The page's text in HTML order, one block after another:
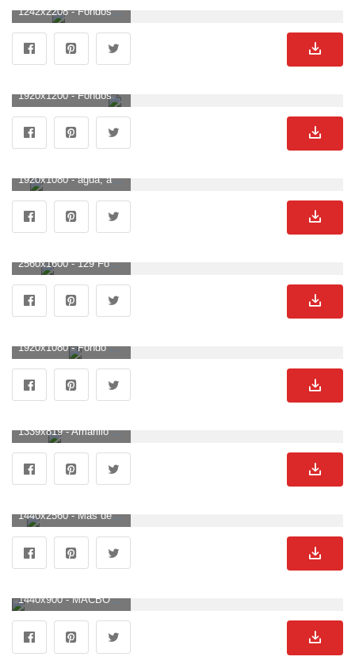
1242x2208 - Fondos de pantalla de la semana: geometría simple. Wallpaper para celular sencillos.
1920x1200 - Fondos de pantalla simples. Fondo de pantalla sencillos.
1920x1080 - agua, abstracto, guerra, minimalista, aviones, sólidos, globos. Imágen HD 1080p sencillos.
2560x1600 - 129 Fondos de pantalla HD simples | Imágenes de fondo. Fondo para computadora sencillos.
1920x1080 - Fondo de pantalla simple: fondos de pantalla. Imágen HD 1080p sencillos.
1339x819 - Amarillo Simple Wallpaper Desktop | Look Wallpapers. Wallpaper sencillos.
1440x2560 - Más de 50 fondos de pantalla móviles minimalistas - Descarga. Fondo para móvil sencillos.
1440x900 - MACBOOK PRO ❤ Fondo de escritorio 4K HD para TV 4K Ultra HD • Tableta. Fondo de pantalla sencillos.